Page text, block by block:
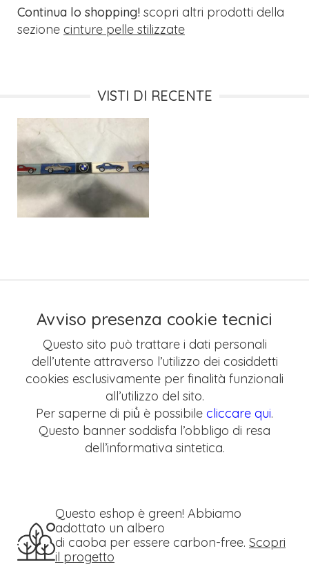
Continua lo shopping! scopri altri prodotti della
sezione cinture pelle stilizzate
VISTI DI RECENTE
Avviso presenza cookie tecnici
Questo sito può trattare i dati personali
dell’utente attraverso l’utilizzo dei cosiddetti
cookies esclusivamente per finalità funzionali
all’utilizzo del sito.
Per saperne di più̀ è possibile cliccare qui.
Questo banner soddisfa l’obbligo di resa
dell’informativa sintetica.
Questo eshop è green! Abbiamo
adottato un albero
di caoba per essere carbon-free. Scopri
il progetto